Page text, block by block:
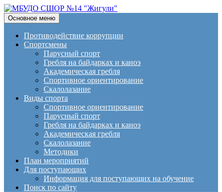
МБУДО СШОР №14
"Жигули"
Поиск
Основное меню Перейти
к
содержимому
Противодействие коррупции
Спортсмены
Парусный спорт
Гребля на байдарках и каноэ
Академическая гребля
Спортивное ориентирование
Скалолазание
Виды спорта
Спортивное ориентирование
Парусный спорт
Гребля на байдарках и каноэ
Академическая гребля
Скалолазание
Методики
План мероприятий
Для поступающих
Информация для поступающих на обучение
Поиск по сайту